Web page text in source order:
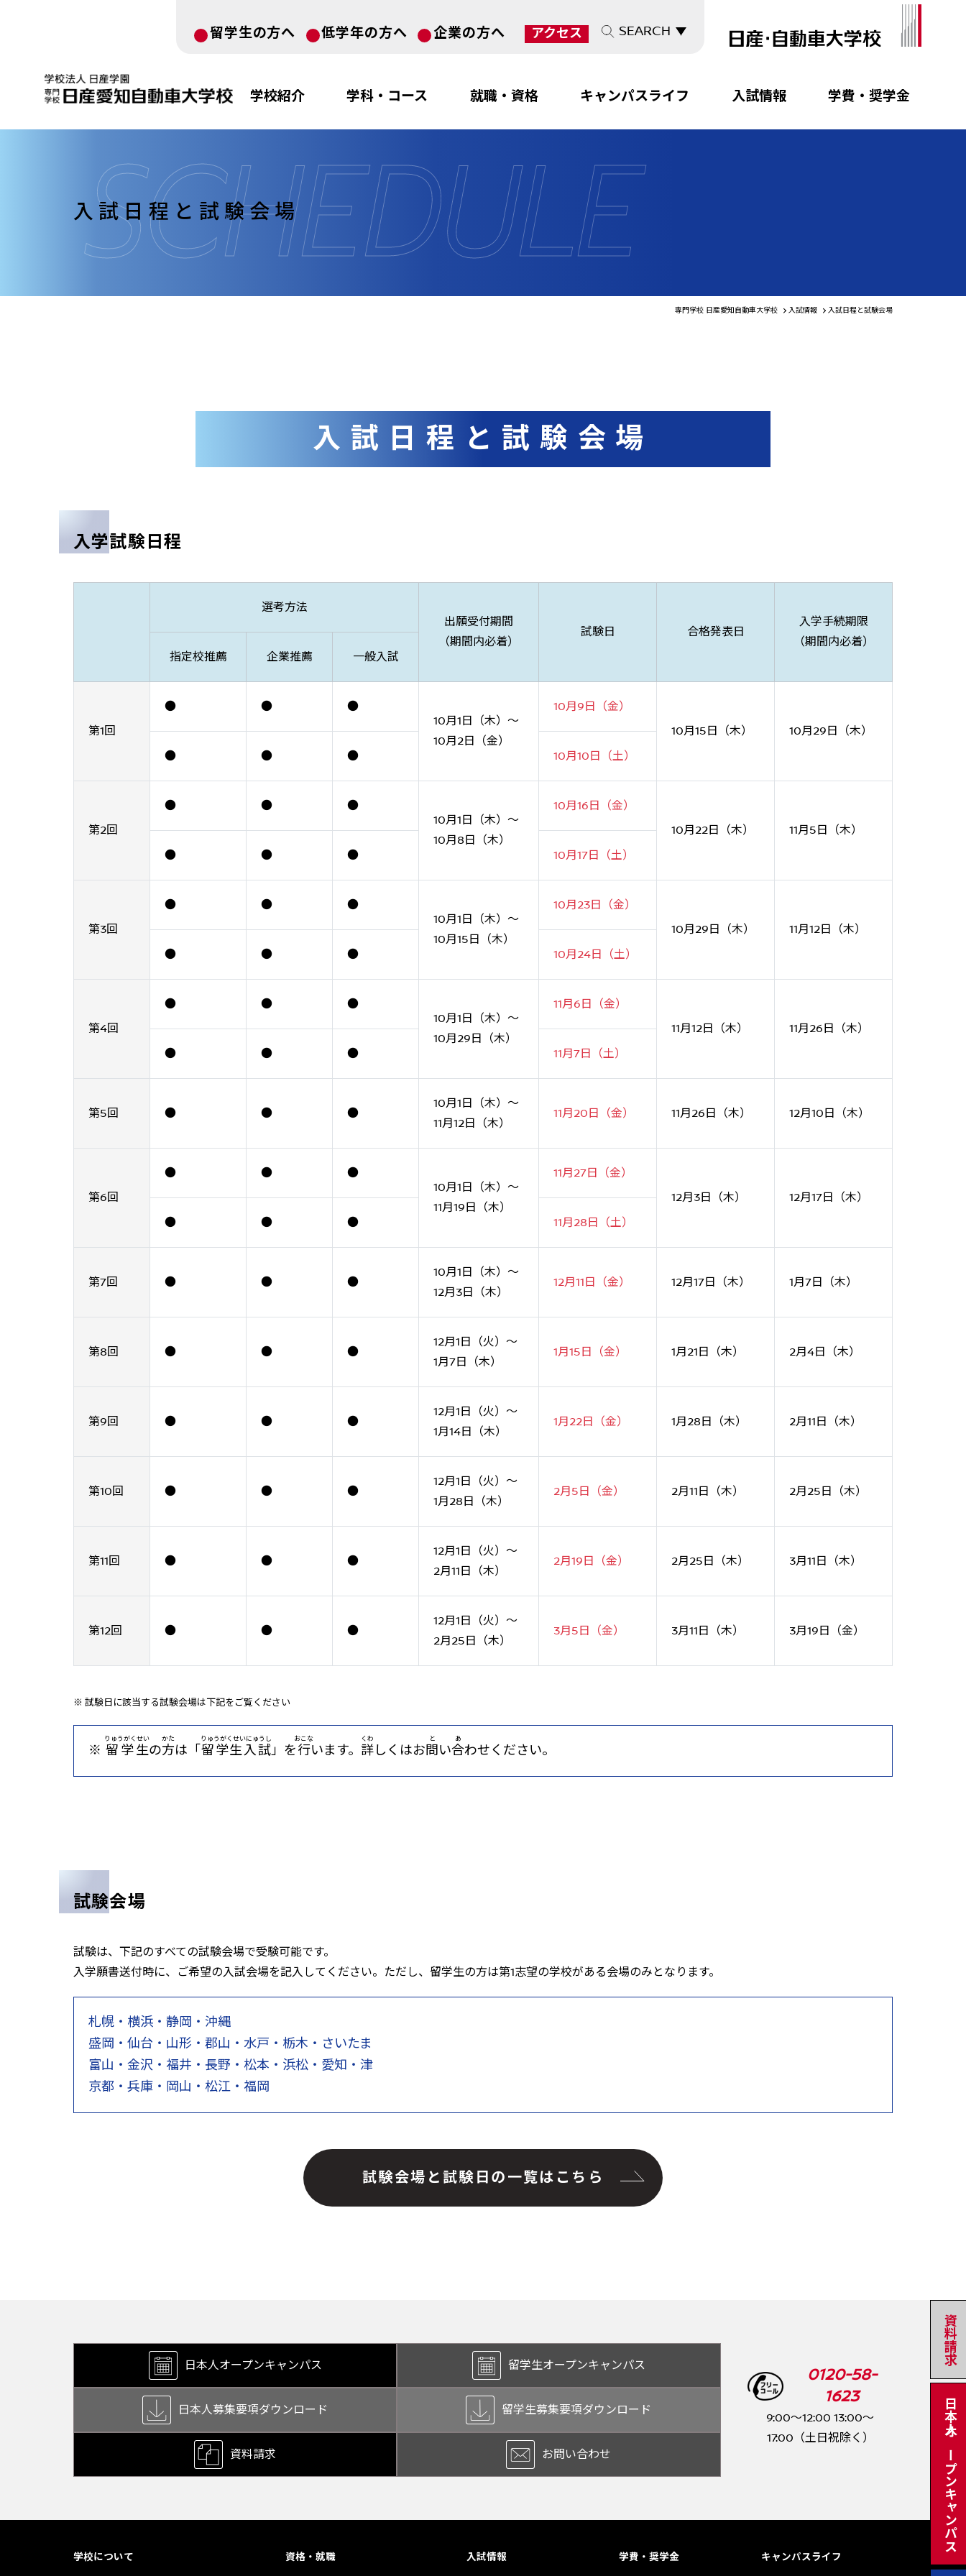
留学生の方へ 低学年の方へ 企業の方へ アクセス SEARCH
学校紹介 学科・コース 就職・資格 キャンパスライフ 入試情報 学費・奨学金
入試日程と試験会場
専門学校 日産愛知自動車大学校 入試情報 入試日程と試験会場
入試日程と試験会場
入学試験日程
選考方法
出願受付期間
（期間内必着）
試験日 合格発表日
入学手続期限
（期間内必着）
指定校推薦
企業推薦 一般入試
第1回
● ●
●
10月1日（木）～
10月2日（金）
10月9日（金）
10月15日（木）
10月29日（木）
●
● ● 10月10日（土）
第2回
● ●
●
10月1日（木）～
10月8日（木）
10月16日（金）
10月22日（木）
11月5日（木）
●
● ● 10月17日（土）
第3回
● ●
●
10月1日（木）～
10月15日（木）
10月23日（金）
10月29日（木）
11月12日（木）
●
● ● 10月24日（土）
第4回
● ●
●
10月1日（木）～
10月29日（木）
11月6日（金）
11月12日（木）
11月26日（木）
●
● ● 11月7日（土）
第5回 ● ● ●
10月1日（木）～
11月12日（木）
11月20日（金） 11月26日（木） 12月10日（木）
第6回
● ●
●
10月1日（木）～
11月19日（木）
11月27日（金）
12月3日（木）
12月17日（木）
●
● ● 11月28日（土）
第7回 ● ● ●
10月1日（木）～
12月3日（木）
12月11日（金） 12月17日（木） 1月7日（木）
第8回 ● ● ●
12月1日（火）～
1月7日（木）
1月15日（金） 1月21日（木） 2月4日（木）
第9回 ● ● ●
12月1日（火）～
1月14日（木）
1月22日（金） 1月28日（木） 2月11日（木）
第10回 ● ● ●
12月1日（火）～
1月28日（木）
2月5日（金） 2月11日（木） 2月25日（木）
第11回 ● ● ●
12月1日（火）～
2月11日（木）
2月19日（金） 2月25日（木） 3月11日（木）
第12回 ● ● ●
12月1日（火）～
2月25日（木）
3月5日（金） 3月11日（木） 3月19日（金）
試験日に該当する試験会場は下記をご覧ください
※ 留学生
りゅうがくせい
の方
かた
は「 留学生入試
りゅうがくせいにゅうし
」を行
おこな
います。 詳
くわ
しくはお問
と
い合
あ
わせください。
試験会場
試験は、下記のすべての試験会場で受験可能です。
入学願書送付時に、ご希望の入試会場を記入してください。ただし、留学生の方は第1志望の学校がある会場のみとなります。
札幌・横浜・静岡・沖縄
盛岡・仙台・山形・郡山・水戸・栃木・さいたま
富山・金沢・福井・長野・松本・浜松・愛知・津
京都・兵庫・岡山・松江・福岡
試験会場と試験日の一覧はこちら
資料請求
日本人オープンキャンパス
日本人オープンキャンパス 留学生オープンキャンパス
日本人募集要項ダウンロード 留学生募集要項ダウンロード
資料請求 お問い合わせ
0120-58-
1623
9:00～12:00 13:00～
17:00（土日祝除く）
学校について 資格・就職 入試情報 学費・奨学金 キャンパスライフ